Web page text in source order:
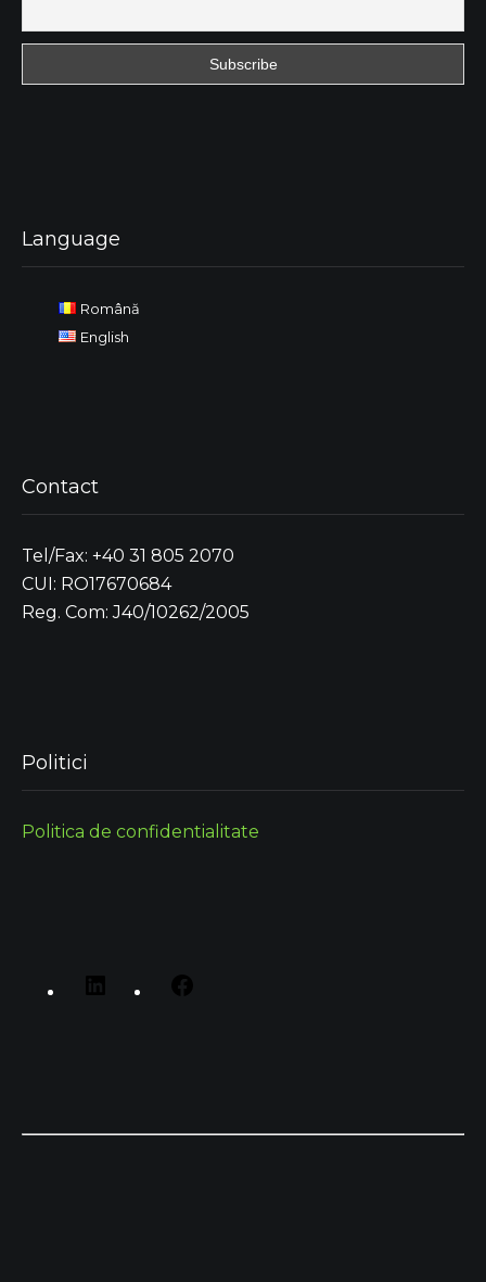
Language
Română
English
Contact
Tel/Fax: +40 31 805 2070
CUI: RO17670684
Reg. Com: J40/10262/2005
Politici
Politica de confidentialitate